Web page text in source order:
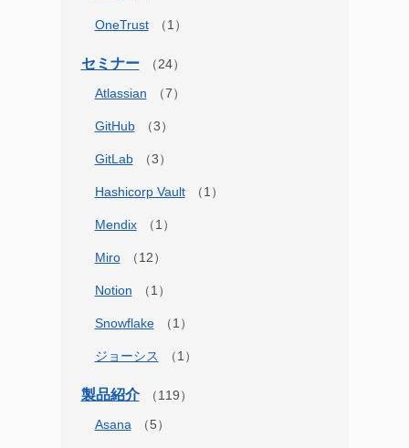
OneTrust
セミナー
Atlassian
GitHub
GitLab
Hashicorp Vault
Mendix
Miro
Notion
Snowflake
ジョーシス
製品紹介
Asana